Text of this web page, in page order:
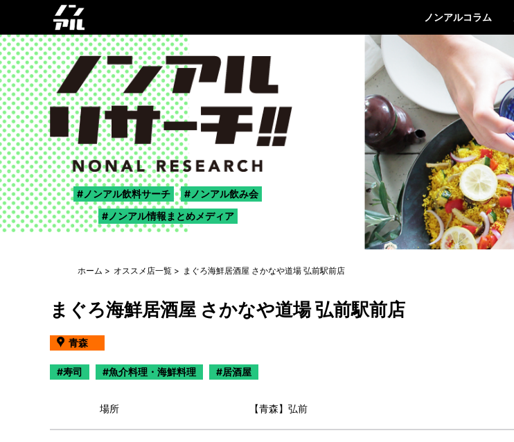
ノンアルコラム
ノンアル飲料サーチ
ノンアル飲み会
ノンアル情報まとめメディア
ホーム オススメ店一覧 まぐろ海鮮居酒屋 さかなや道場 弘前駅前店
まぐろ海鮮居酒屋 さかなや道場 弘前駅前店
青森
寿司 魚介料理・海鮮料理 居酒屋
場所 【青森】弘前